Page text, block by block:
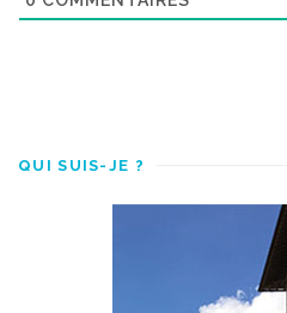
QUI SUIS-JE ?